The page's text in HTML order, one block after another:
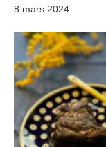
8 mars 2024